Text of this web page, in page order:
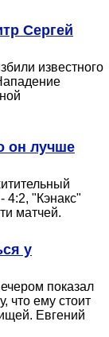
Сергей
известного
он лучше
4:2, "Кэнакс"
матчей.
у
показал
что ему стоит
Евгений